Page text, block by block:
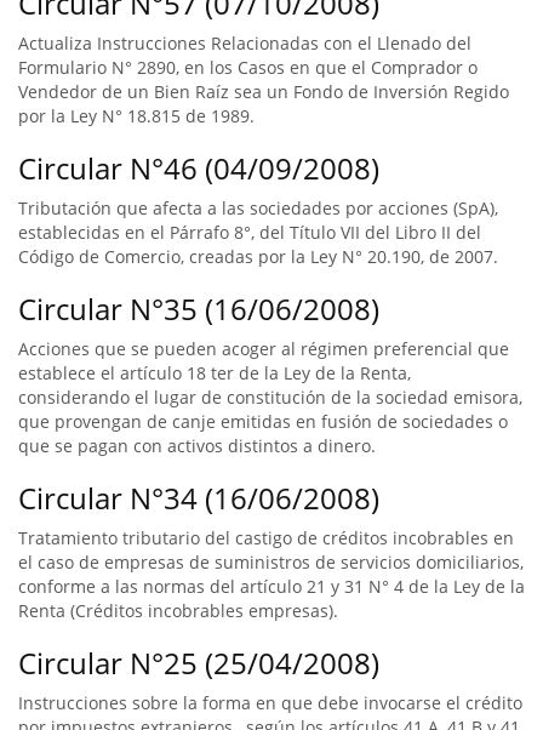
Actualiza Instrucciones Relacionadas con el Llenado del
Formulario N° 2890, en los Casos en que el Comprador o
Vendedor de un Bien Raíz sea un Fondo de Inversión Regido
por la Ley N° 18.815 de 1989.
Circular N°46 (04/09/2008)
Tributación que afecta a las sociedades por acciones (SpA),
establecidas en el Párrafo 8°, del Título VII del Libro II del
Código de Comercio, creadas por la Ley N° 20.190, de 2007.
Circular N°35 (16/06/2008)
Acciones que se pueden acoger al régimen preferencial que
establece el artículo 18 ter de la Ley de la Renta,
considerando el lugar de constitución de la sociedad emisora,
que provengan de canje emitidas en fusión de sociedades o
que se pagan con activos distintos a dinero.
Circular N°34 (16/06/2008)
Tratamiento tributario del castigo de créditos incobrables en
el caso de empresas de suministros de servicios domiciliarios,
conforme a las normas del artículo 21 y 31 N° 4 de la Ley de la
Renta (Créditos incobrables empresas).
Circular N°25 (25/04/2008)
Instrucciones sobre la forma en que debe invocarse el crédito